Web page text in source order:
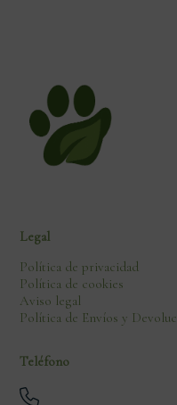
Legal
Política de privacidad
Política de cookies
Aviso legal
Política de Envíos y
Teléfono